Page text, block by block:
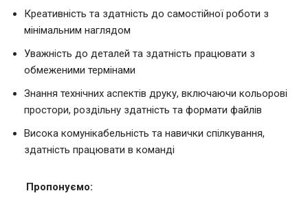
Креативність та здатність до самостійної роботи з
мінімальним наглядом
Уважність до деталей та здатність працювати з
обмеженими термінами
Знання технічних аспектів друку, включаючи кольорові
простори, роздільну здатність та формати файлів
Висока комунікабельність та навички спілкування,
здатність працювати в команді
Пропонуємо: